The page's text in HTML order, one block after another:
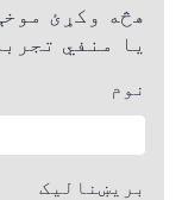
هڅه وکړئ
یا منفي
نوم
بریښنالیک